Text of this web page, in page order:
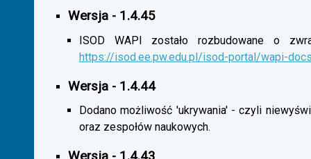
Wersja - 1.4.45
ISOD WAPI zostało rozbudowane o
https://isod.ee.pw.edu.pl/isod-portal/wapi-
Wersja - 1.4.44
Dodano możliwość 'ukrywania' - czyli
oraz zespołów naukowych.